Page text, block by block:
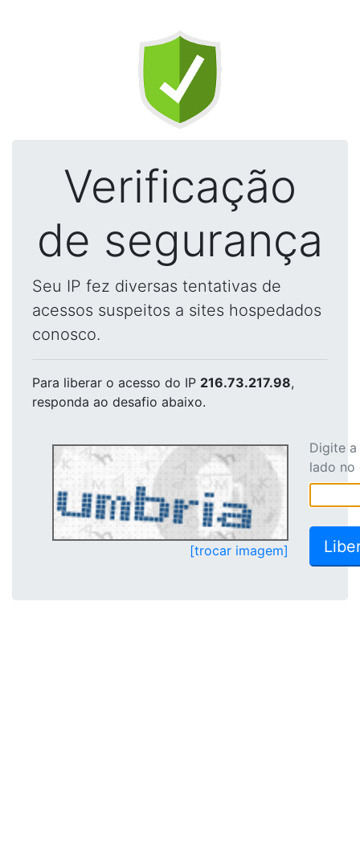
Verificação
de segurança
Seu IP fez diversas tentativas de
acessos suspeitos a sites hospedados
conosco.
Para liberar o acesso do IP 216.73.217.98,
responda ao desafio abaixo.
[trocar imagem]
Digite
lado no